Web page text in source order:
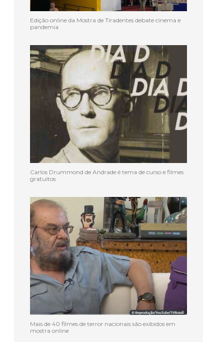
Edição online da Mostra de Tiradentes debate cinema e
pandemia
Carlos Drummond de Andrade é tema de curso e filmes
gratuitos
Mais de 40 filmes de terror nacionais são exibidos em
mostra online